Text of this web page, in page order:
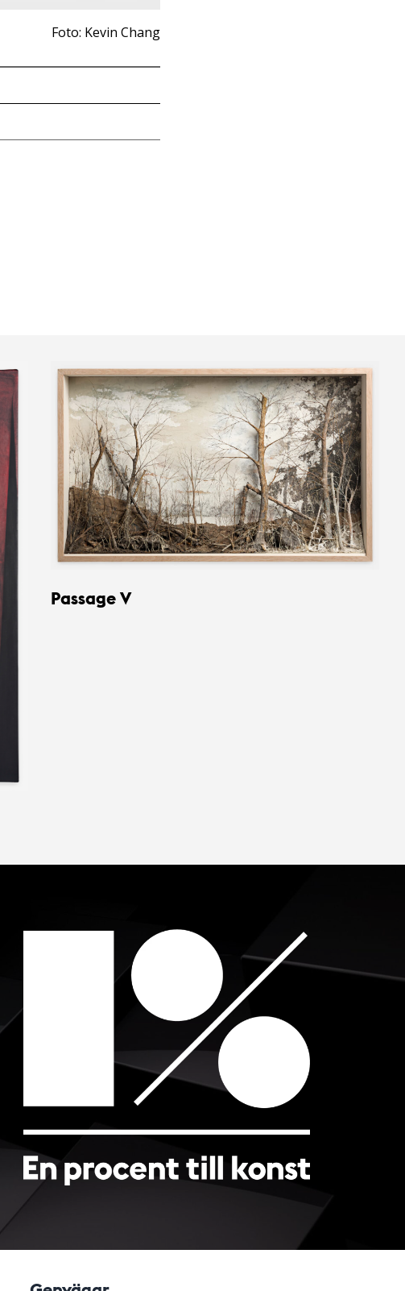
Foto: Kevin Chang
Passage V